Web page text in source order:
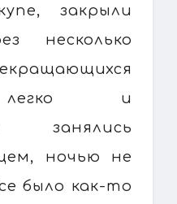
закрыли
несколько
легко и
занялись
ночью не
было как-то